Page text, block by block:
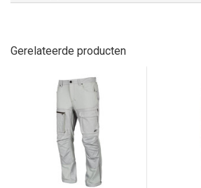
Gerelateerde producten